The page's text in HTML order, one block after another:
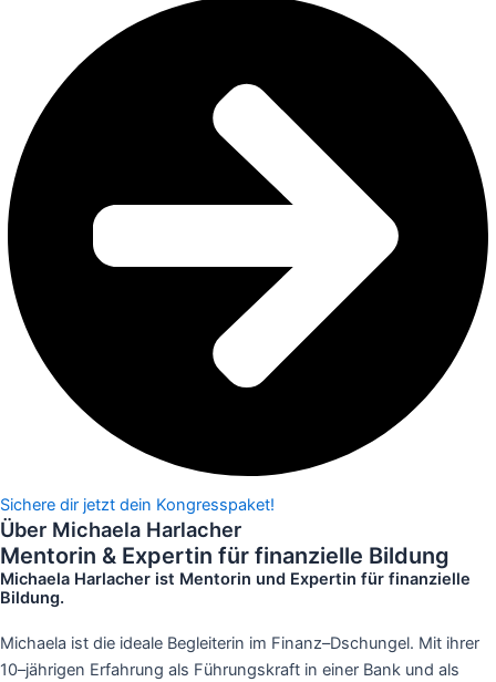
Sichere dir jetzt dein Kongresspaket!
Über Michaela Harlacher
Mentorin & Expertin für finanzielle Bildung
Michaela Harlacher ist Mentorin und Expertin für finanzielle
Bildung.
Michaela ist die ideale Begleiterin im Finanz–Dschungel. Mit ihrer
10–jährigen Erfahrung als Führungskraft in einer Bank und als